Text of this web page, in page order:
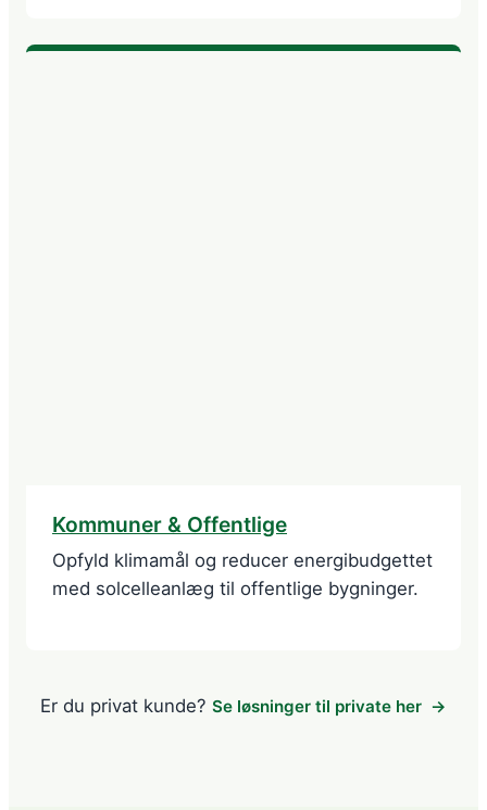
Kommuner & Offentlige
Opfyld klimamål og reducer energibudgettet
med solcelleanlæg til offentlige bygninger.
Er du privat kunde?Se løsninger til private her